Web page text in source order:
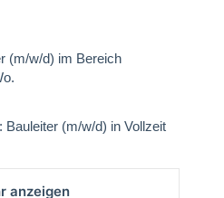
(m/w/d) im Bereich
(m/w/d) in Vollzeit
anzeigen